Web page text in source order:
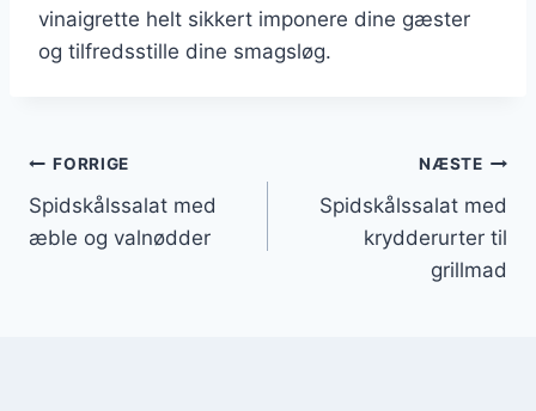
vinaigrette helt sikkert imponere dine gæster
og tilfredsstille dine smagsløg.
Indlægsnavigation
FORRIGE
Spidskålssalat med
æble og valnødder
NÆSTE
Spidskålssalat med
krydderurter til
grillmad